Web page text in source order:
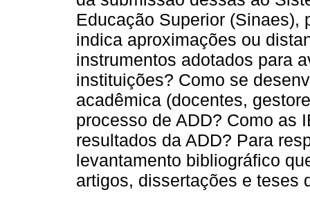
Educação Superior (Sinaes),
indica aproximações ou
instrumentos adotados para
instituições? Como se
acadêmica (docentes,
processo de ADD? Como as
resultados da ADD? Para
levantamento bibliográfico
artigos, dissertações e teses